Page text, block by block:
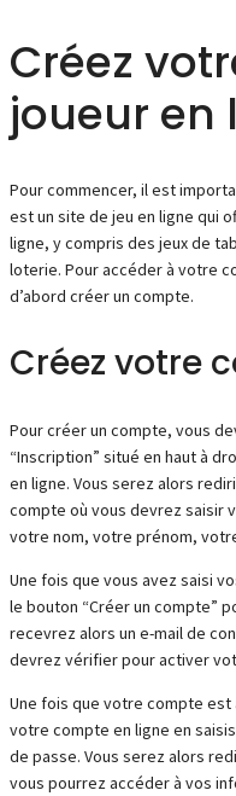
Créez
joueur en
Pour commencer, il est
est un site de jeu en ligne qui
ligne, y compris des jeux de
loterie. Pour accéder à votre
d’abord créer un compte.
Créez votre
Pour créer un compte, vous
“Inscription” situé en haut à
en ligne. Vous serez alors
compte où vous devrez saisir
votre nom, votre prénom,
Une fois que vous avez saisi
le bouton “Créer un compte”
recevrez alors un e-mail de
devrez vérifier pour activer
Une fois que votre compte
votre compte en ligne en
de passe. Vous serez alors
vous pourrez accéder à vos